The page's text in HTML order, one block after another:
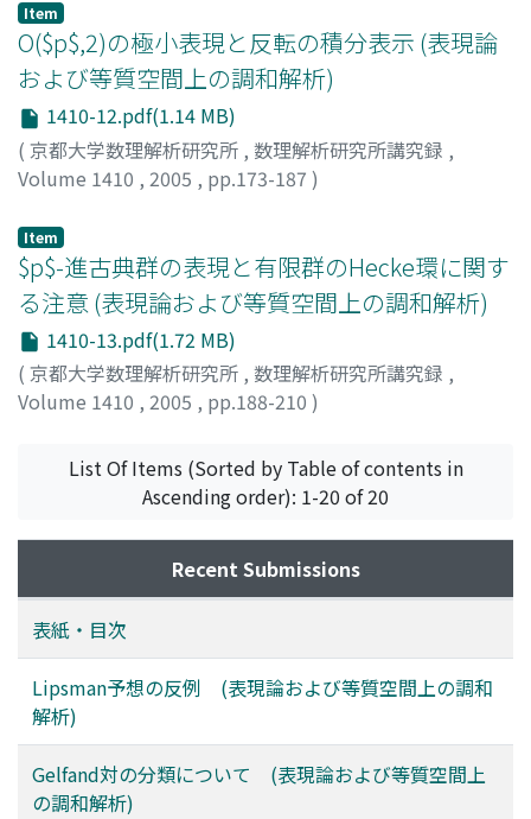
Item
O($p$,2)の極小表現と反転の積分表示 (表現論
および等質空間上の調和解析)
1410-12.pdf(1.14 MB)
( 京都大学数理解析研究所 , 数理解析研究所講究録 ,
Volume 1410 , 2005 , pp.173-187 )
Item
$p$-進古典群の表現と有限群のHecke環に関す
る注意 (表現論および等質空間上の調和解析)
1410-13.pdf(1.72 MB)
( 京都大学数理解析研究所 , 数理解析研究所講究録 ,
Volume 1410 , 2005 , pp.188-210 )
List Of Items (Sorted by Table of contents in
Ascending order): 1-20 of 20
Recent Submissions
表紙・目次
Lipsman予想の反例 (表現論および等質空間上の調和
解析)
Gelfand対の分類について (表現論および等質空間上
の調和解析)